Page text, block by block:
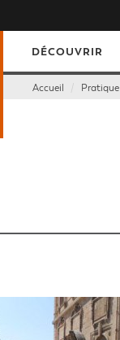
DÉCOUVRIR
Accueil Pratique